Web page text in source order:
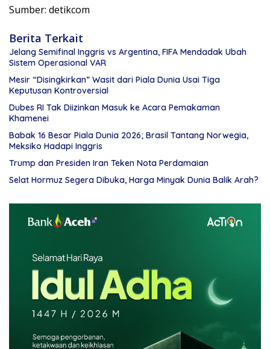
Sumber: detikcom
Berita Terkait
Jelang Semifinal Inggris vs Argentina, FIFA Mendadak Ubah
Sistem Operasional VAR
Mesir “Disingkirkan” Wasit dari Piala Dunia Usai Tiga
Keputusan Kontroversial
Dubes RI Tak Diizinkan Masuk ke Acara Pemakaman
Khamenei
Babak 16 Besar Piala Dunia 2026; Brasil Tantang Norwegia,
Meksiko Hadapi Inggris
Trump dan Presiden Iran Teken Nota Perdamaian
Selat Hormuz Segera Dibuka, Harga Minyak Dunia Balik Arah?